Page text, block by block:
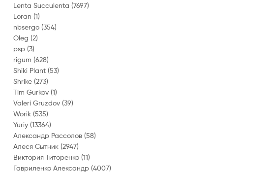
Lenta Succulenta (7697)
Loran (1)
nbsergo (354)
Oleg (2)
psp (3)
rigum (628)
Shiki Plant (53)
Shrike (273)
Tim Gurkov (1)
Valeri Gruzdov (39)
Worik (535)
Yuriy (13364)
Александр Рассолов (58)
Алеся Сытник (2947)
Виктория Титоренко (11)
Гавриленко Александр (4007)